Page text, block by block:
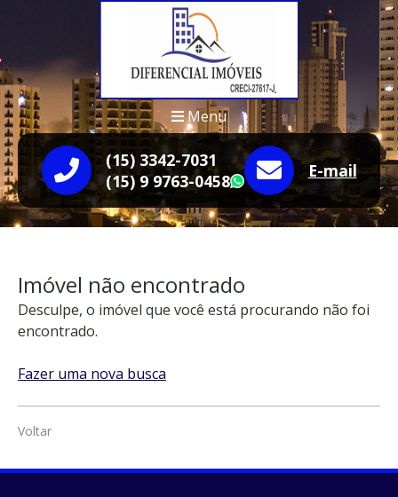
Menu
(15) 3342-7031
(15) 9 9763-0458
WhatsApp
E-mail
Imóvel não encontrado
Desculpe, o imóvel que você está procurando não foi
encontrado.
Fazer uma nova busca
Voltar